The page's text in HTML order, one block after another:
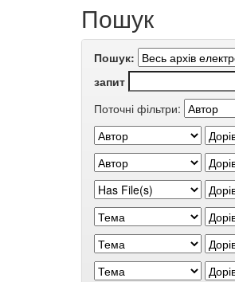
Пошук
Пошук:
запит
Поточні фільтри: